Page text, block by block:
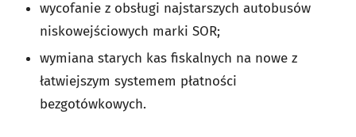
wycofanie z obsługi najstarszych autobusów
niskowejściowych marki SOR;
wymiana starych kas fiskalnych na nowe z
łatwiejszym systemem płatności
bezgotówkowych.